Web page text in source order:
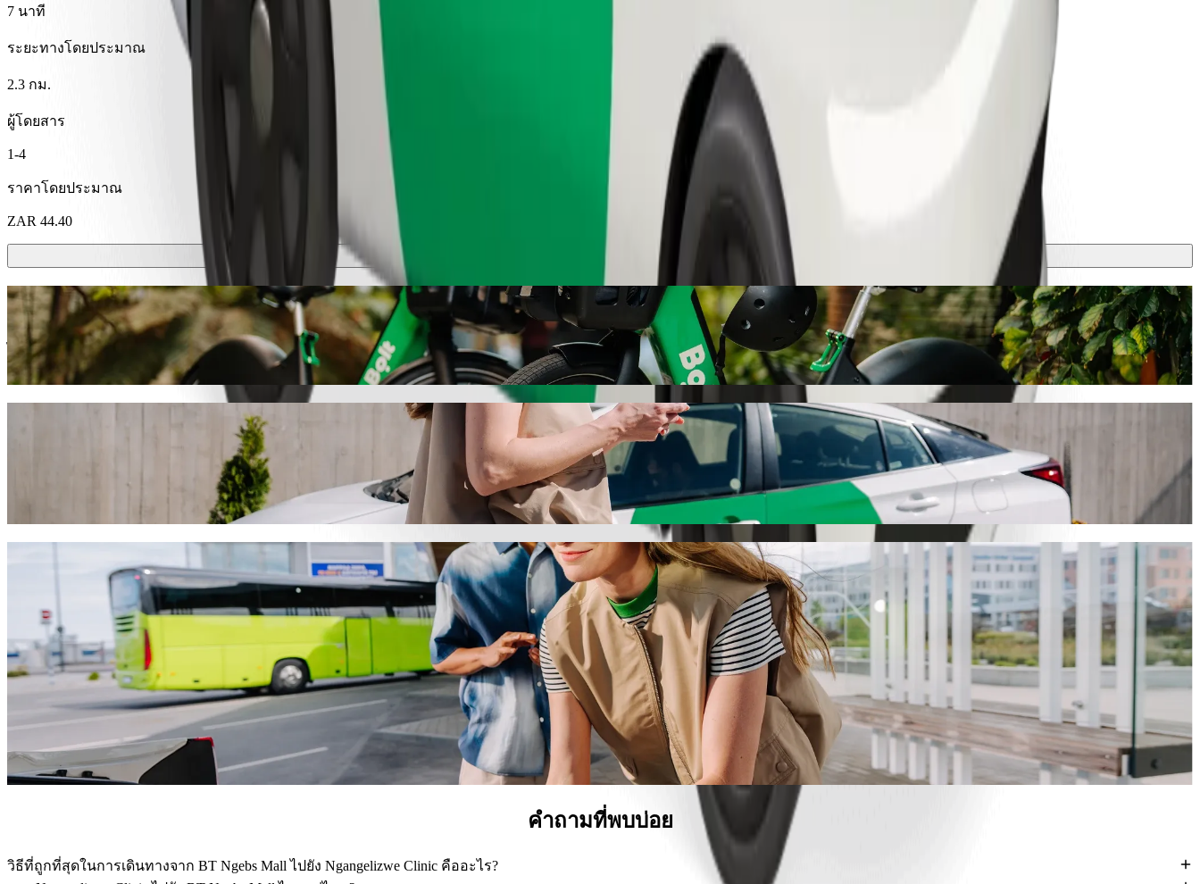
7 นาที
ระยะทางโดยประมาณ
2.3 กม.
ผู้โดยสาร
1-4
ราคาโดยประมาณ
ZAR 44.40
เรียกรถ
สกู๊ตเตอร์หรือจักรยานไฟฟ้า
ไปไหนมาไหนใน มธาถา ด้วยสกู๊ตเตอร์หรือจักรยานไฟฟ้า
ดาวน์โหลดแอป​ Bolt
เดินทางจาก BT Ngebs Mall ไปยัง Ngangelizwe Clinic ด้วยบริการเรียกรถ Bolt
เราแนะนำให้คุณเลือกบริการเรียกรถ Bolt หากคุณกำลังมองหาราคาที่ดีที่สุดสำหรับการเดินทางไปยัง Ngangelizwe Clinic หากใช้ Bolt การเดินทางนี้จะใช้เวลาประมาณ 7 นาที และมีค่าใช้จ่าย
ประมาณ ZAR 40.80 ZAR เราจะหายานพาหนะที่เหมาะกับคุณในทุกโอกาส
บริการ Bolt เพื่อพาคุณจาก BT Ngebs Mall ไปยัง Ngangelizwe Clinic
มีสัมภาระเยอะ? จองรถตู้ขนาด XL ของเราสำหรับผู้โดยสาร 6 คน
ต้องการเดินทางอย่างหรูหรา? ลองรถพรีเมียมของ Bolt
เดินทางกับเด็ก? เรียกรถที่เหมาะสำหรับเด็กพร้อมที่นั่งเสริม
สัตว์เลี้ยงของคุณไปด้วย? ลองบริการที่รองรับสัตว์เลี้ยงของเรา
ต้องการความช่วยเหลือเพิ่มเติม? หมวดหมู่การช่วยเหลือของเรามีบริการที่รองรับรถเข็น และเครื่องช่วยเหลือในการเครื่องไหว
ต้องการการเดินทางราคาประหยัด? เพลิดเพลินกับรถขนาดเล็กในราคาที่ถูกลงด้วย Bolt Basic
ดาวน์โหลดแอป​ Bolt
คำถามที่พบบ่อย
วิธีที่ถูกที่สุดในการเดินทางจาก BT Ngebs Mall ไปยัง Ngangelizwe Clinic คืออะไร?